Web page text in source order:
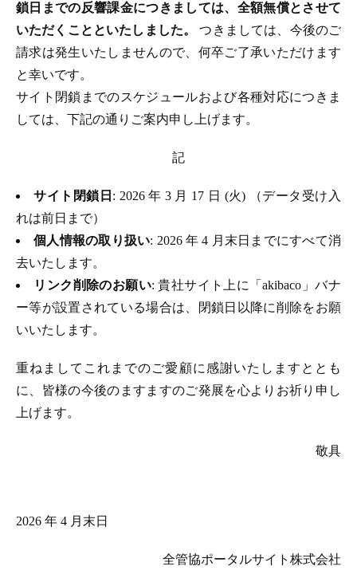
鎖日までの反響課金につきましては、全額無償とさせて
いただくことといたしました。つきましては、今後のご
請求は発生いたしませんので、何卒ご了承いただけます
と幸いです。
サイト閉鎖までのスケジュールおよび各種対応につきま
しては、下記の通りご案内申し上げます。
記
サイト閉鎖日 : 2026 年 3 月 17 日 (火) （データ受け入
れは前日まで）
個人情報の取り扱い: 2026 年 4 月末日までにすべて消
去いたします。
リンク削除のお願い: 貴社サイト上に「akibaco」バナ
ー等が設置されている場合は、閉鎖日以降に削除をお願
いいたします。
重ねましてこれまでのご愛顧に感謝いたしますととも
に、皆様の今後のますますのご発展を心よりお祈り申し
上げます。
敬具
2026 年 4 月末日
全管協ポータルサイト株式会社